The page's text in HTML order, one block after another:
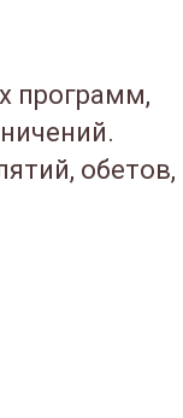
программ,
обетов,